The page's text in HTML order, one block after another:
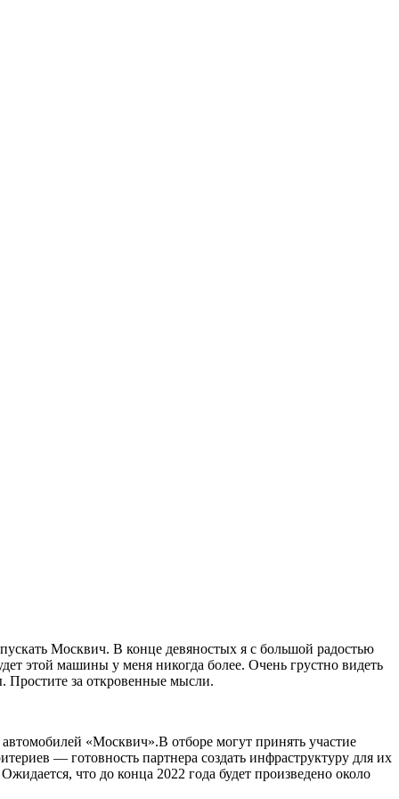
Москвич. В конце девяностых я с большой радостью
этой машины у меня никогда более. Очень грустно видеть
Простите за откровенные мысли.
«Москвич».В отборе могут принять участие
— готовность партнера создать инфраструктуру для их
что до конца 2022 года будет произведено около